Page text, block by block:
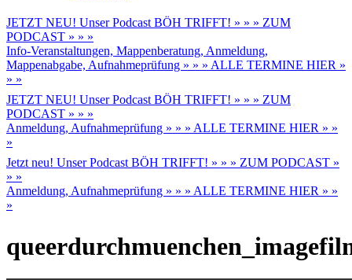
JETZT NEU! Unser Podcast BÖH TRIFFT! » » » ZUM
PODCAST » » »
Info-Veranstaltungen, Mappenberatung, Anmeldung,
Mappenabgabe, Aufnahmeprüfung » » » ALLE TERMINE HIER »
» »
JETZT NEU! Unser Podcast BÖH TRIFFT! » » » ZUM
PODCAST » » »
Anmeldung, Aufnahmeprüfung » » » ALLE TERMINE HIER » »
»
Jetzt neu! Unser Podcast BÖH TRIFFT! » » » ZUM PODCAST »
» »
Anmeldung, Aufnahmeprüfung » » » ALLE TERMINE HIER » »
»